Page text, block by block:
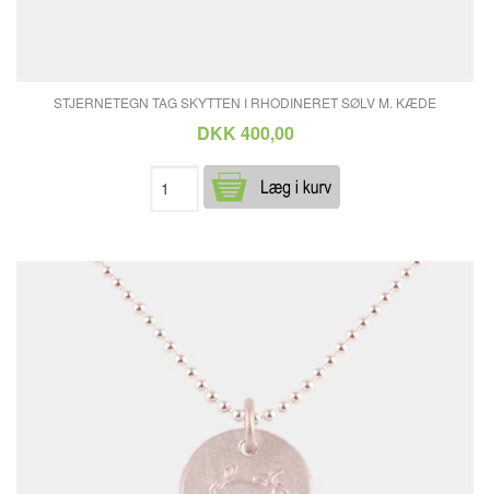
STJERNETEGN TAG SKYTTEN I RHODINERET SØLV M. KÆDE
DKK 400,00